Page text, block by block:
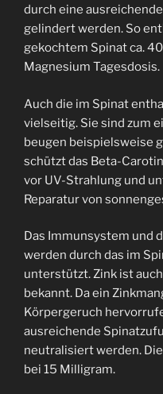
durch eine
gelindert werden. So
gekochtem Spinat ca.
Magnesium Tagesdosis.
Auch die im Spinat
vielseitig. Sie sind zum
beugen beispielsweise
schützt das Beta-
vor UV-Strahlung und
Reparatur von
Das Immunsystem und
werden durch das im
unterstützt. Zink ist
bekannt. Da ein
Körpergeruch
ausreichende
neutralisiert werden.
bei 15 Milligram.